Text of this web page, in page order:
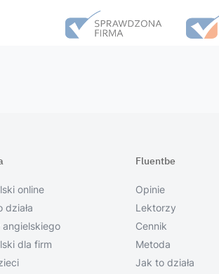
online
działa
angielskiego
dla firm
Fluentbe
Opinie
Lektorzy
Cennik
Metoda
Jak to działa